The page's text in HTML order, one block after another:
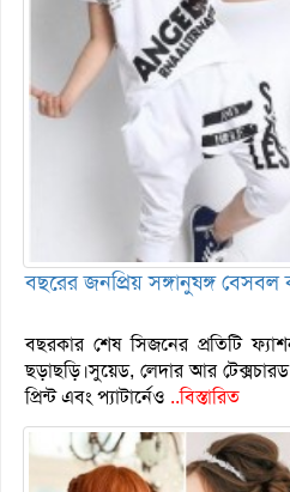
বছরের জনপ্রিয় সঙ্গানুষঙ্গ বেসবল
বছরকার শেষ সিজনের প্রতিটি
ছড়াছড়ি।সুয়েড, লেদার আর
প্রিন্ট এবং প্যাটার্নেও ..বিস্তারিত